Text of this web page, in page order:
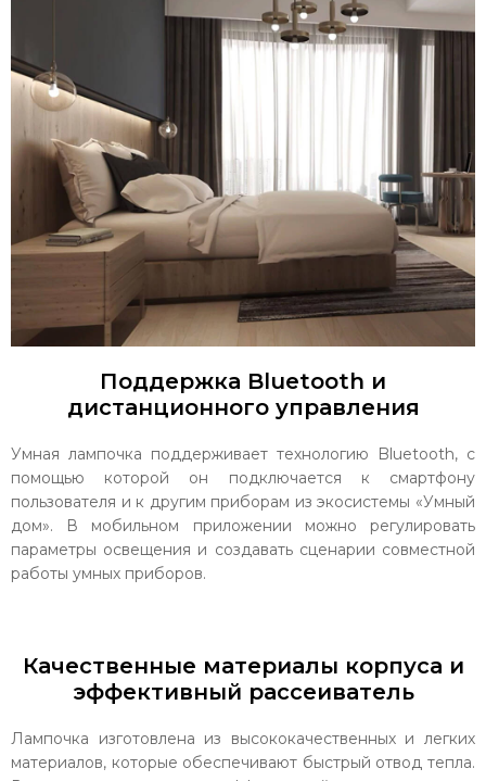
Поддержка Bluetooth и
дистанционного управления
Умная лампочка поддерживает технологию Bluetooth, с
помощью которой он подключается к смартфону
пользователя и к другим приборам из экосистемы «Умный
дом». В мобильном приложении можно регулировать
параметры освещения и создавать сценарии совместной
работы умных приборов.
Качественные материалы корпуса и
эффективный рассеиватель
Лампочка изготовлена из высококачественных и легких
материалов, которые обеспечивают быстрый отвод тепла.